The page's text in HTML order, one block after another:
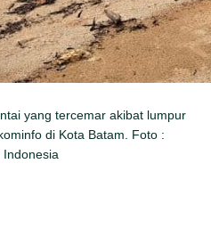
yang tercemar akibat lumpur
di Kota Batam. Foto :
Indonesia